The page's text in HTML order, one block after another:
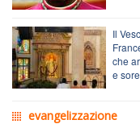
Il
che
e
evangelizzazione